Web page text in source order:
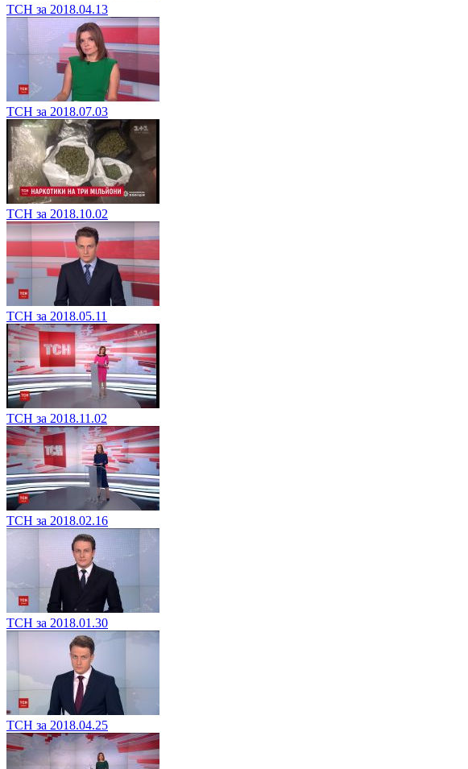
ТСН за 2018.04.13
ТСН за 2018.07.03
ТСН за 2018.10.02
ТСН за 2018.05.11
ТСН за 2018.11.02
ТСН за 2018.02.16
ТСН за 2018.01.30
ТСН за 2018.04.25